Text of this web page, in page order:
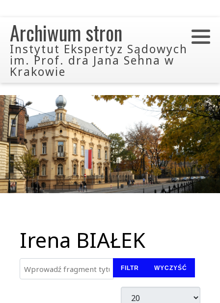
Archiwum stron
Instytut Ekspertyz Sądowych
im. Prof. dra Jana Sehna w
Krakowie
Irena BIAŁEK
Wprowadź fragment tytułu FILTR WYCZYŚĆ
Pokaż #